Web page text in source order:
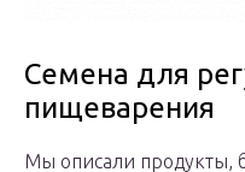
Семена для
пищеварения
Мы описали продукты,